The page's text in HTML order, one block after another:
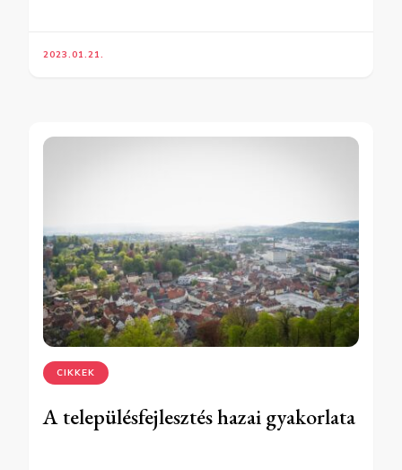
2023.01.21.
CIKKEK
A településfejlesztés hazai gyakorlata